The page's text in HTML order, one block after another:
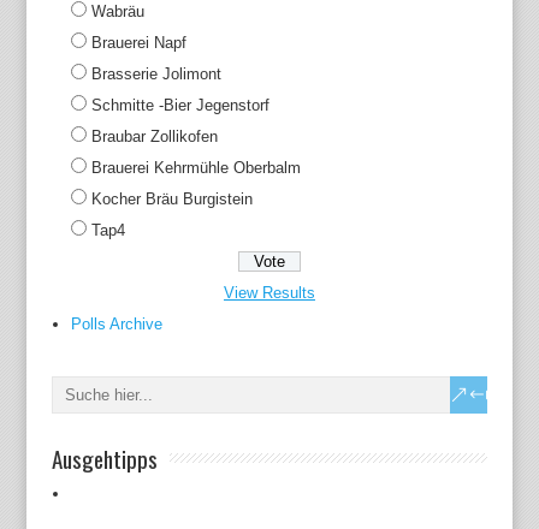
Wabräu
Brauerei Napf
Brasserie Jolimont
Schmitte -Bier Jegenstorf
Braubar Zollikofen
Brauerei Kehrmühle Oberbalm
Kocher Bräu Burgistein
Tap4
View Results
Polls Archive
Ausgehtipps